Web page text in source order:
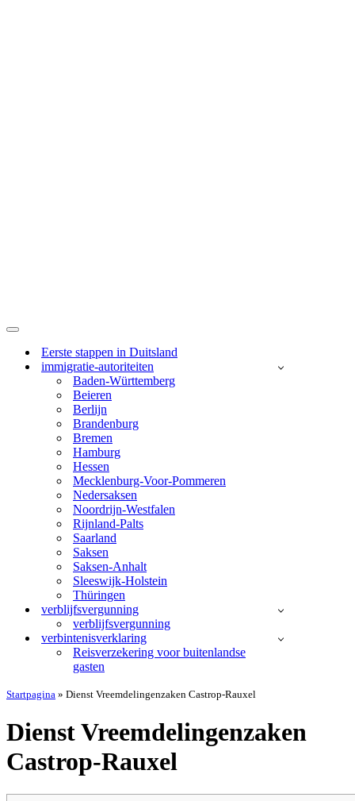
Navigatie
Eerste stappen in Duitsland
immigratie-autoriteiten
Baden-Württemberg
Beieren
Berlijn
Brandenburg
Bremen
Hamburg
Hessen
Mecklenburg-Voor-Pommeren
Nedersaksen
Noordrijn-Westfalen
Rijnland-Palts
Saarland
Saksen
Saksen-Anhalt
Sleeswijk-Holstein
Thüringen
verblijfsvergunning
verblijfsvergunning
verbintenisverklaring
Reisverzekering voor buitenlandse
gasten
Startpagina » Dienst Vreemdelingenzaken Castrop-Rauxel
Dienst Vreemdelingenzaken
Castrop-Rauxel